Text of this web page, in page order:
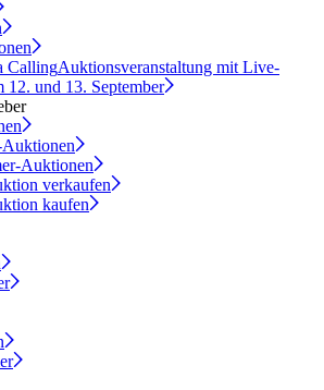
CallingAuktionsveranstaltung mit Live-
12. und 13. September
Auktionen
verkaufen
kaufen